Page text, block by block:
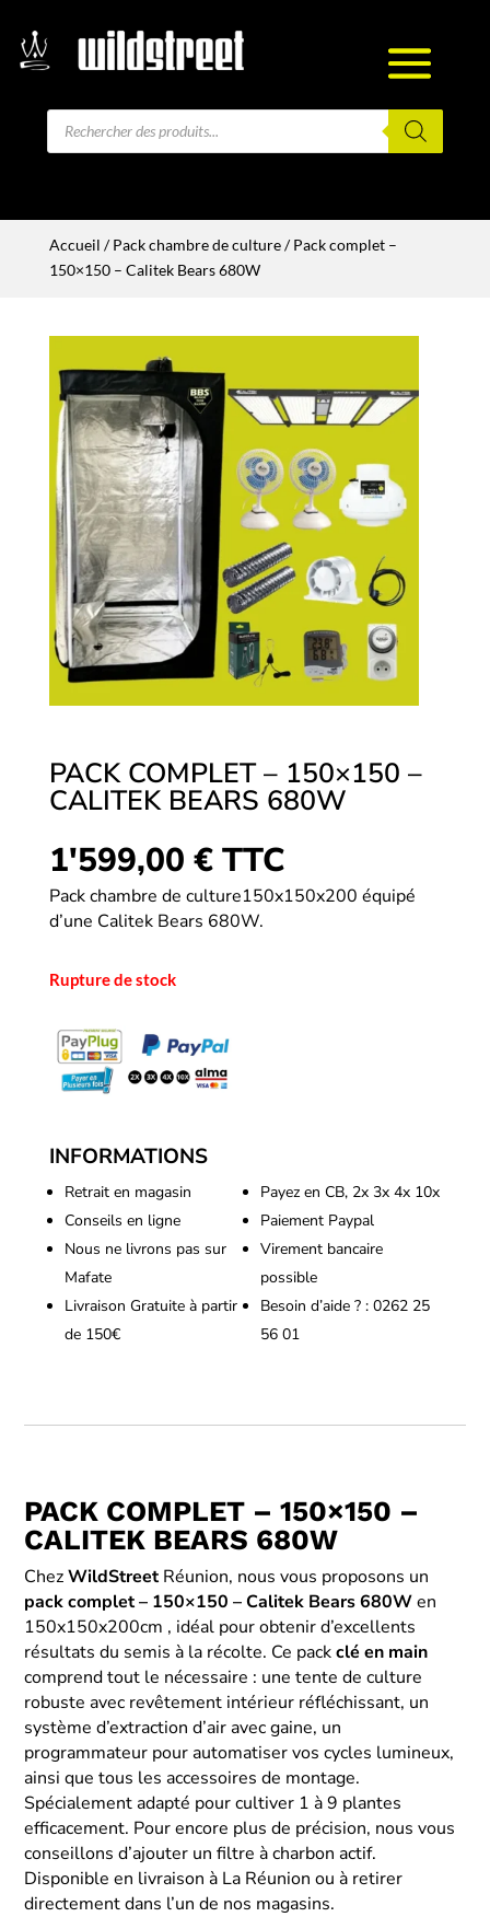
Recherche
Accueil /Pack chambre de culture/ Pack complet –
150×150 – Calitek Bears 680W
PACK COMPLET – 150×150 –
CALITEK BEARS 680W
1'599,00 € TTC
Pack chambre de culture150x150x200 équipé
d’une Calitek Bears 680W.
Rupture de stock
INFORMATIONS
Retrait en magasin
Conseils en ligne
Nous ne livrons pas sur
Mafate
Livraison Gratuite à partir
de 150€
Payez en CB, 2x 3x 4x 10x
Paiement Paypal
Virement bancaire
possible
Besoin d’aide ? : 0262 25
56 01
PACK COMPLET – 150×150 –
CALITEK BEARS 680W
ChezWildStreetRéunion, nous vous proposons un
pack complet – 150×150 – Calitek Bears 680Wen
150x150x200cm , idéal pour obtenir d’excellents
résultats du semis à la récolte. Ce packclé en main
comprend tout le nécessaire : une tente de culture
robuste avec revêtement intérieur réfléchissant, un
système d’extraction d’air avec gaine, un
programmateur pour automatiser vos cycles lumineux,
ainsi que tous les accessoires de montage.
Spécialement adapté pour cultiver 1 à 9 plantes
efficacement. Pour encore plus de précision, nous vous
conseillons d’ajouter un filtre à charbon actif.
Disponible en livraison à La Réunion ou à retirer
directement dans l’un de nos magasins.